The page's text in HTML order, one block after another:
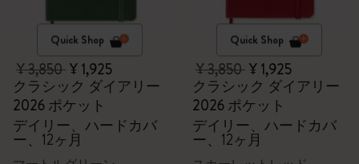
Quick Shop
¥ 3,850¥ 1,925
クラシック ダイアリー
2026 ポケット
デイリー、ハードカバ
ー、12ヶ月
Quick Shop
¥ 3,850¥ 1,925
クラシック ダイアリー
2026 ポケット
デイリー、ハードカバ
ー、12ヶ月